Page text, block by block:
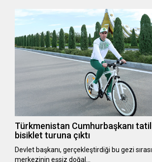
Türkmenistan Cumhurbaşkanı
bisiklet turuna çıktı
Devlet başkanı, gerçekleştirdiği bu gezi
merkezinin eşsiz doğal…